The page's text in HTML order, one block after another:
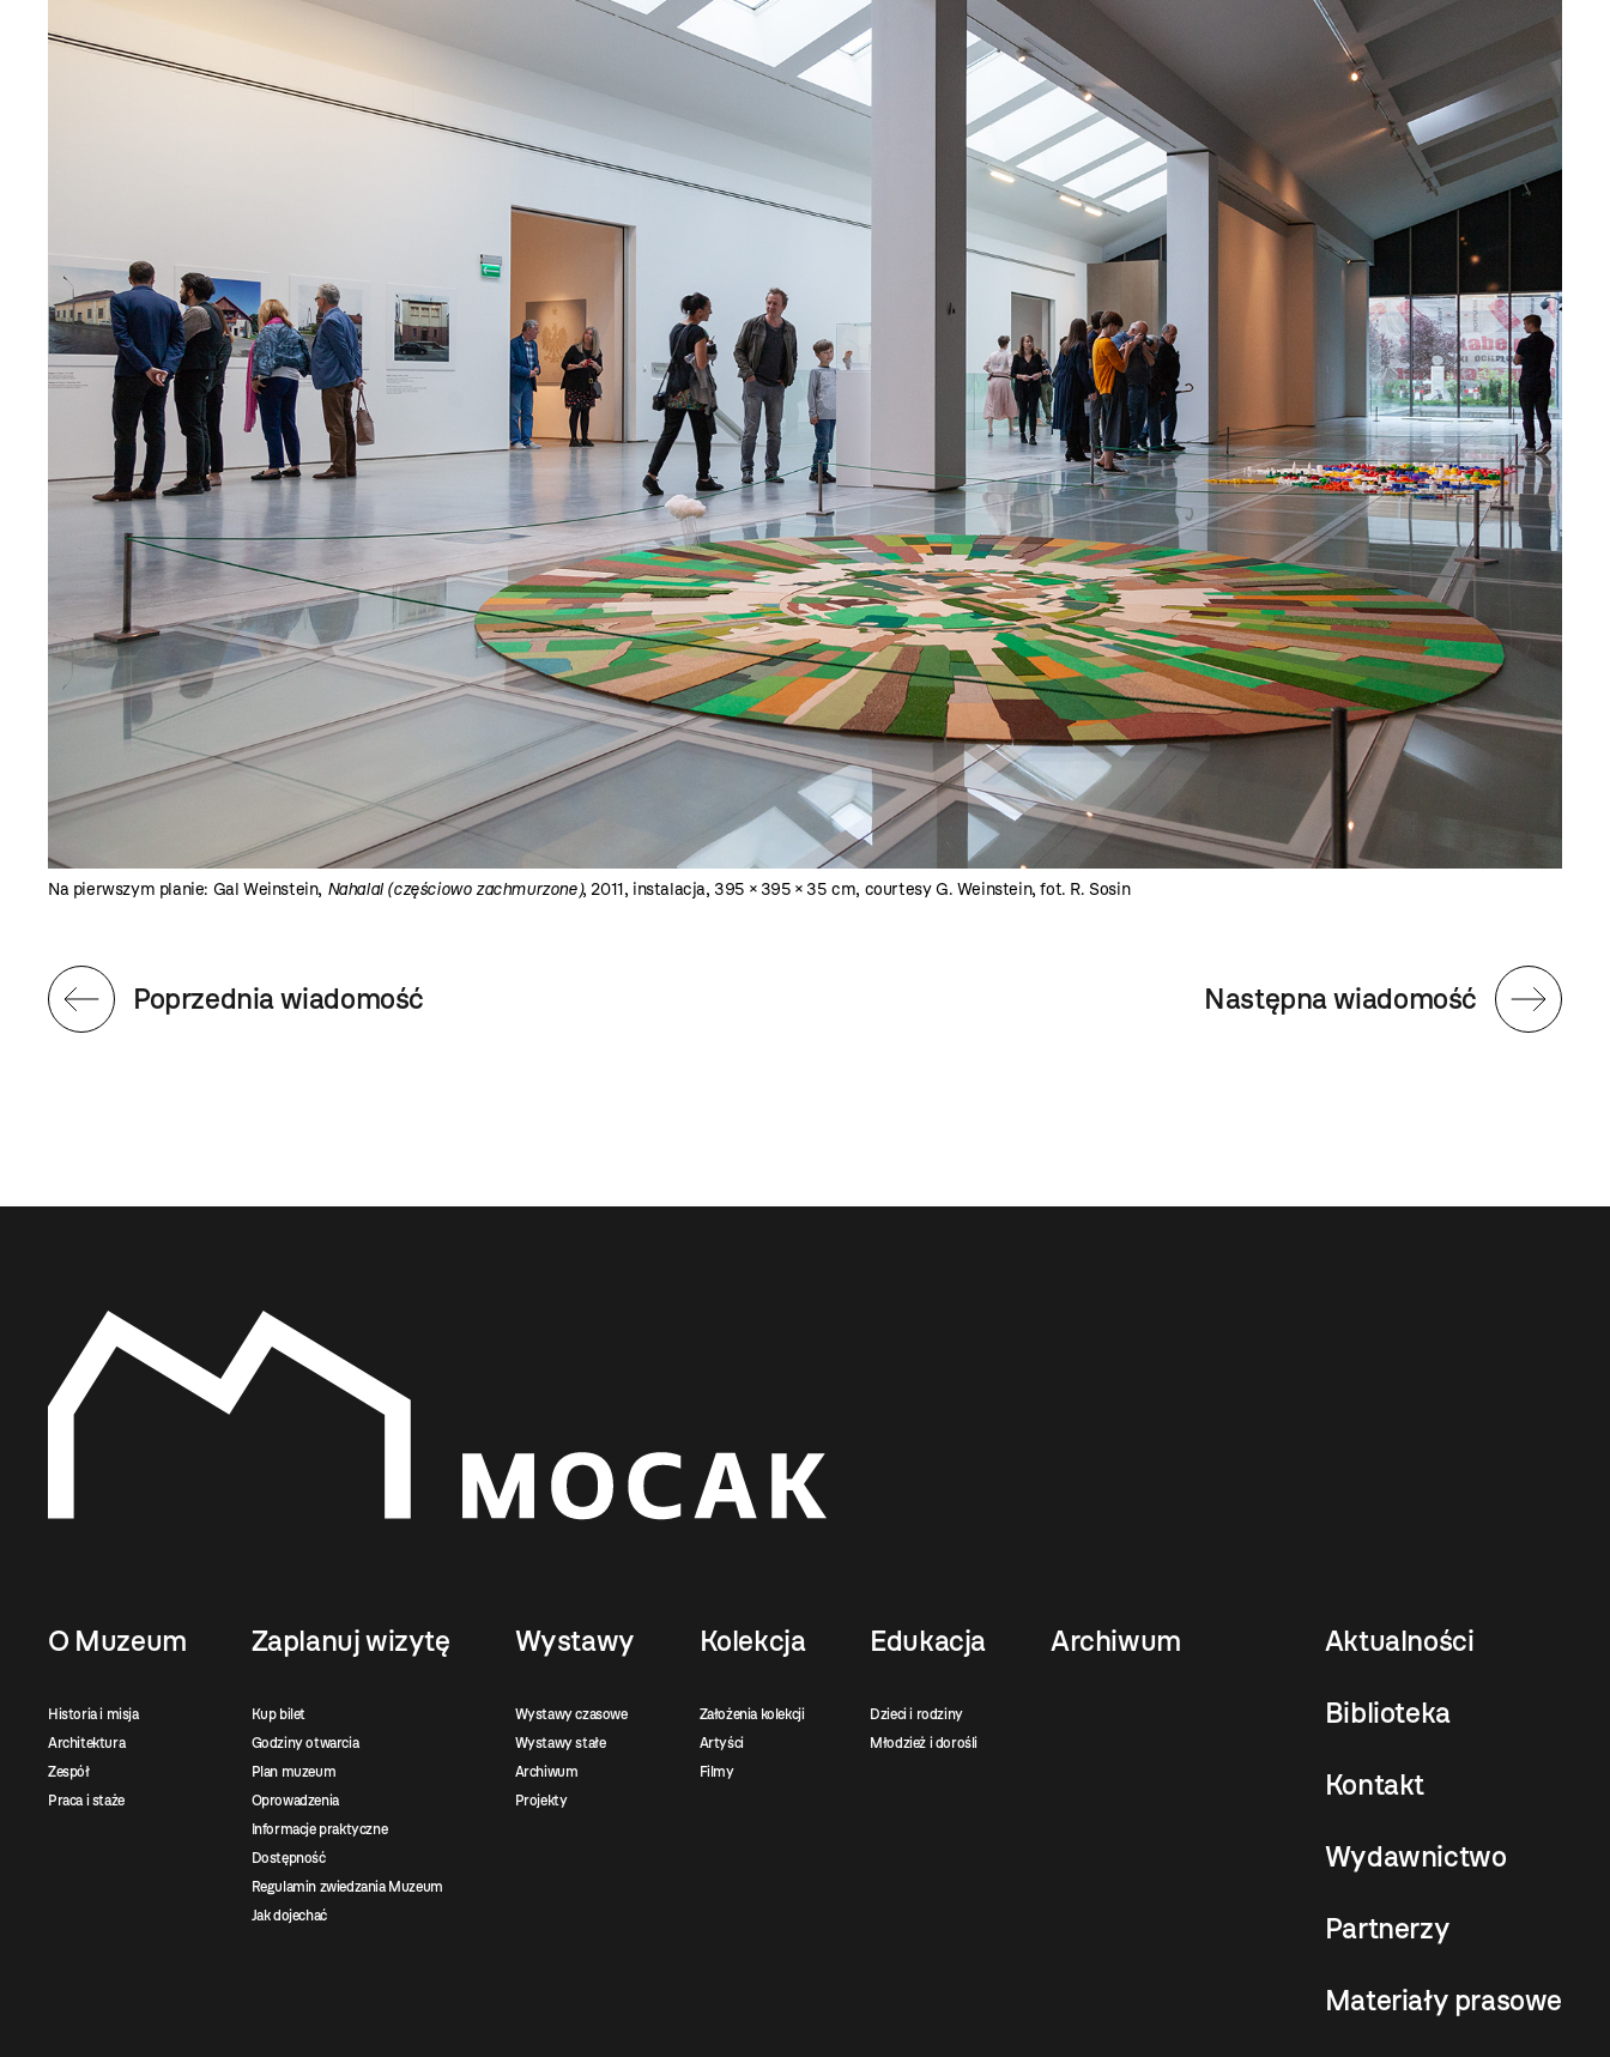
Na pierwszym planie: Gal Weinstein, Nahalal (częściowo zachmurzone), 2011, instalacja, 395 × 395 × 35 cm, courtesy G. Weinstein, fot. R. Sosin
Następna wiadomość
Poprzednia wiadomość
O Muzeum
Historia i misja
Architektura
Zespół
Praca i staże
Zaplanuj wizytę
Kup bilet
Godziny otwarcia
Plan muzeum
Oprowadzenia
Informacje praktyczne
Dostępność
Regulamin zwiedzania Muzeum
Jak dojechać
Wystawy
Wystawy czasowe
Wystawy stałe
Archiwum
Projekty
Kolekcja
Założenia kolekcji
Artyści
Filmy
Edukacja
Dzieci i rodziny
Młodzież i dorośli
Archiwum Aktualności
Biblioteka
Kontakt
Wydawnictwo
Partnerzy
Materiały prasowe